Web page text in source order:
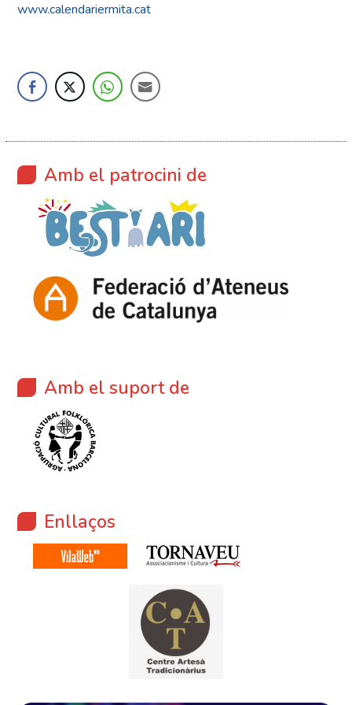
www.calendariermita.cat
Amb el patrocini de
Amb el suport de
Enllaços